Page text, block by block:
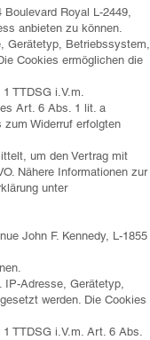
Royal L-2449,
anbieten zu können.
Gerätetyp, Betriebssystem,
Cookies ermöglichen die
TTDSG i.V.m.
Art. 6 Abs. 1 lit. a
Widerruf erfolgten
um den Vertrag mit
Nähere Informationen zur
unter
John F. Kennedy, L-1855
IP-Adresse, Gerätetyp,
werden. Die Cookies
TTDSG i.V.m. Art. 6 Abs.